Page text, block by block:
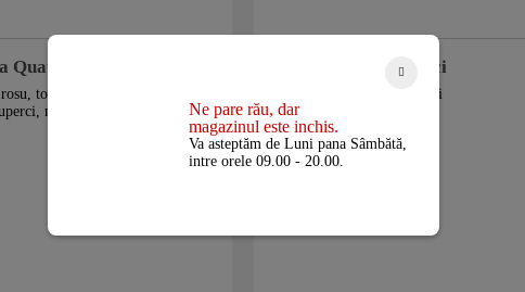
Quattro Stagione
topping, sunca, salam,
masline, ardei
Mici
Mici
Ne pare rău, dar
magazinul este inchis.
Va asteptăm de Luni pana Sâmbătă,
intre orele 09.00 - 20.00.